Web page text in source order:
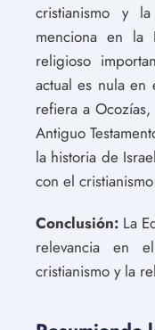
cristianismo y
menciona en
religioso
actual es nula en
refiera a
Antiguo
la historia de
con el
Conclusión: La
relevancia en
cristianismo y la